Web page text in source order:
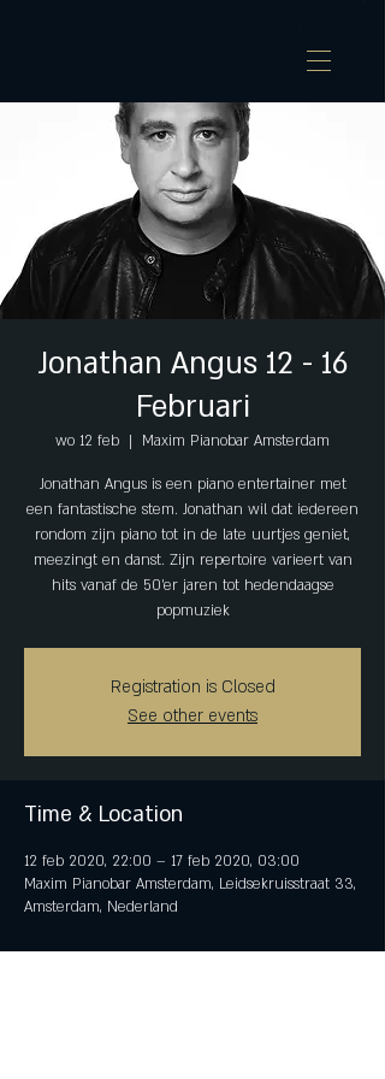
Jonathan Angus 12 - 16
Februari
wo 12 feb
  |
Maxim Pianobar Amsterdam
Jonathan Angus is een piano entertainer met
een fantastische stem. Jonathan wil dat iedereen
rondom zijn piano tot in de late uurtjes geniet,
meezingt en danst. Zijn repertoire varieert van
hits vanaf de 50’er jaren tot hedendaagse
popmuziek
Registration is Closed
See other events
Time & Location
12 feb 2020, 22:00 – 17 feb 2020, 03:00
Maxim Pianobar Amsterdam, Leidsekruisstraat 33,
Amsterdam, Nederland